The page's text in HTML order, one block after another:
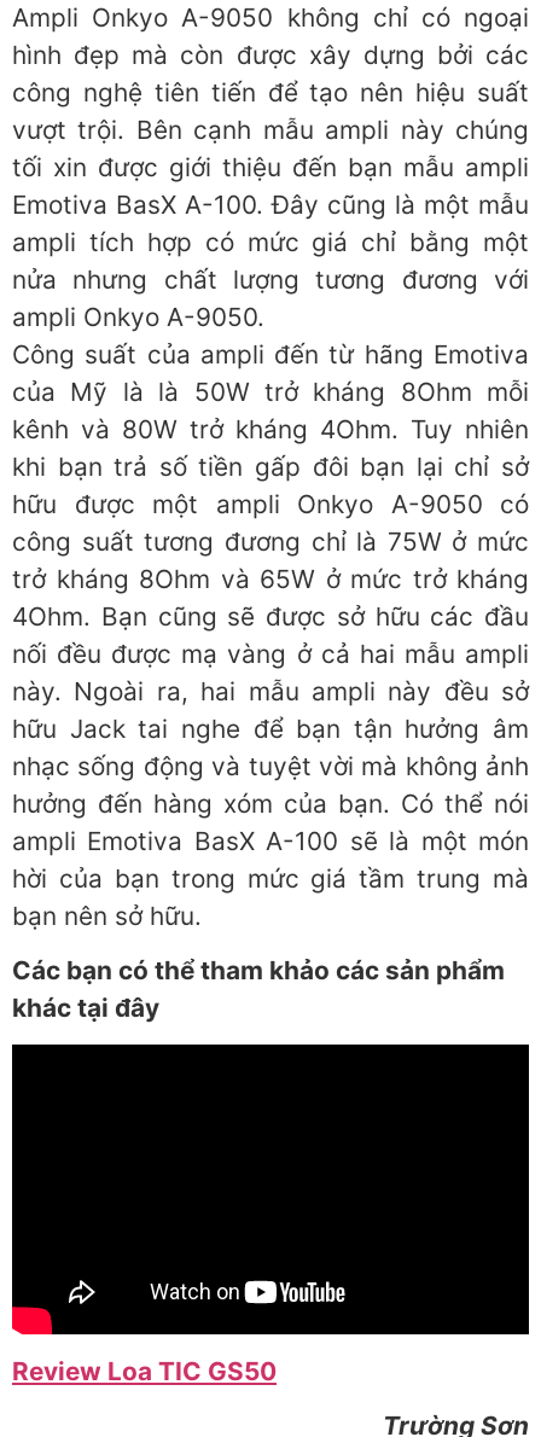
Ampli Onkyo A-9050 không chỉ có ngoại
hình đẹp mà còn được xây dựng bởi các
công nghệ tiên tiến để tạo nên hiệu suất
vượt trội. Bên cạnh mẫu ampli này chúng
tối xin được giới thiệu đến bạn mẫu ampli
Emotiva BasX A-100. Đây cũng là một mẫu
ampli tích hợp có mức giá chỉ bằng một
nửa nhưng chất lượng tương đương với
ampli Onkyo A-9050.
Công suất của ampli đến từ hãng Emotiva
của Mỹ là là 50W trở kháng 8Ohm mỗi
kênh và 80W trở kháng 4Ohm. Tuy nhiên
khi bạn trả số tiền gấp đôi bạn lại chỉ sở
hữu được một ampli Onkyo A-9050 có
công suất tương đương chỉ là 75W ở mức
trở kháng 8Ohm và 65W ở mức trở kháng
4Ohm. Bạn cũng sẽ được sở hữu các đầu
nối đều được mạ vàng ở cả hai mẫu ampli
này. Ngoài ra, hai mẫu ampli này đều sở
hữu Jack tai nghe để bạn tận hưởng âm
nhạc sống động và tuyệt vời mà không ảnh
hưởng đến hàng xóm của bạn. Có thể nói
ampli Emotiva BasX A-100 sẽ là một món
hời của bạn trong mức giá tầm trung mà
bạn nên sở hữu.
Các bạn có thể tham khảo các sản phẩm
khác tại đây
Review Loa TIC GS50
Trường Sơn